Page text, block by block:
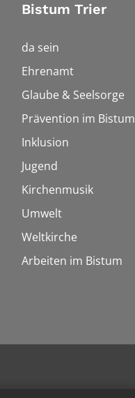
Bistum Trier
da sein
Ehrenamt
Glaube & Seelsorge
Prävention im Bistum
Inklusion
Jugend
Kirchenmusik
Umwelt
Weltkirche
Arbeiten im Bistum